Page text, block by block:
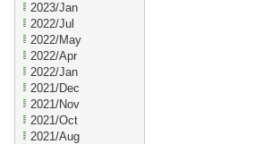
2023/Jan
2022/Jul
2022/May
2022/Apr
2022/Jan
2021/Dec
2021/Nov
2021/Oct
2021/Aug